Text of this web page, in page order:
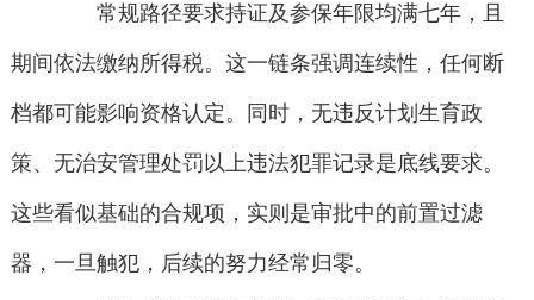
常规路径要求持证及参保年限均满七年，且
期间依法缴纳所得税。这一链条强调连续性，任何断
档都可能影响资格认定。同时，无违反计划生育政
策、无治安管理处罚以上违法犯罪记录是底线要求。
这些看似基础的合规项，实则是审批中的前置过滤
器，一旦触犯，后续的努力经常归零。